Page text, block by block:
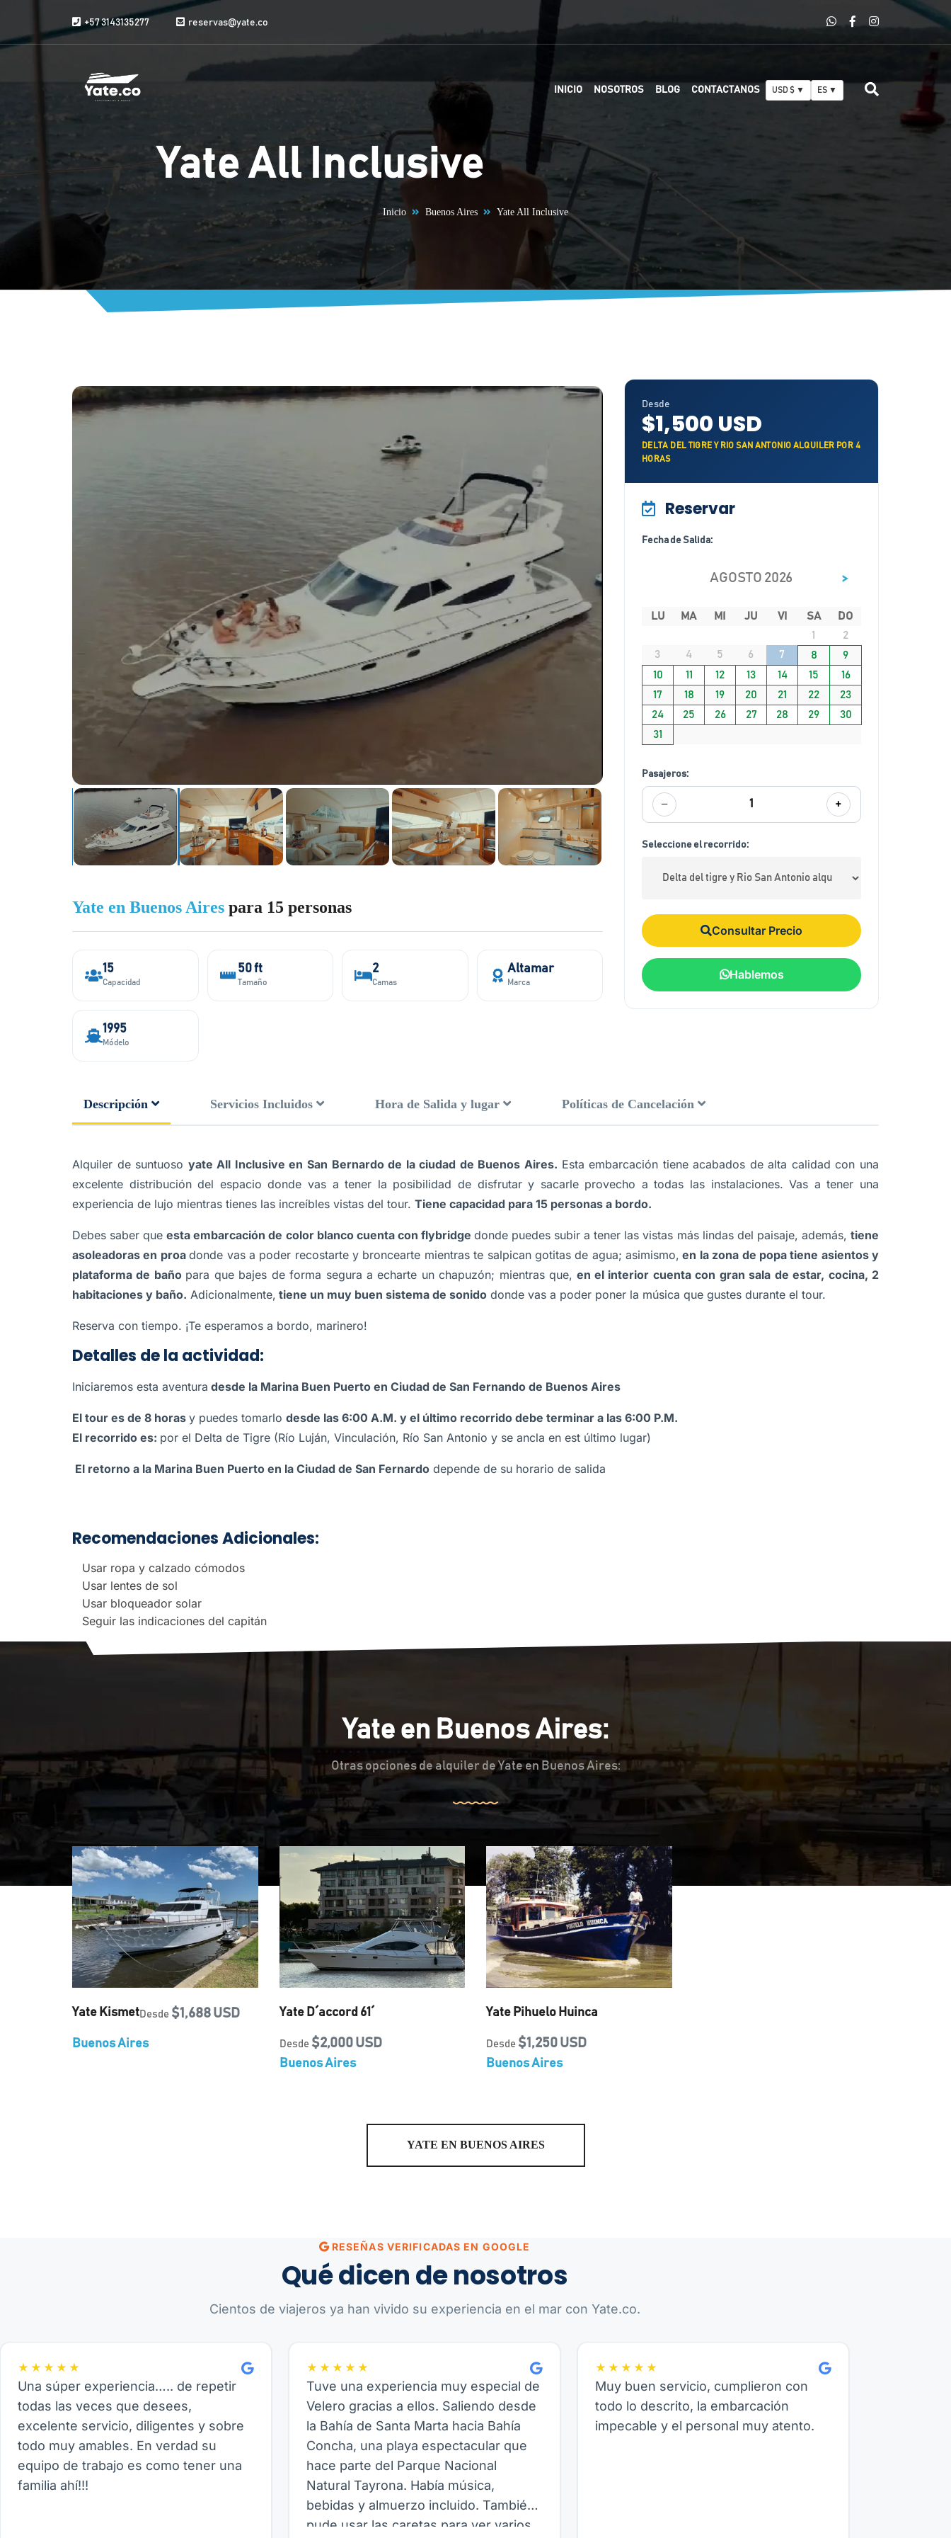
+57 3143135277 reservas@yate.co
INICIO NOSOTROS BLOG CONTACTANOS USD $ ▼ ES ▼
Yate All Inclusive
Inicio Buenos Aires Yate All Inclusive
Yate en Buenos Aires para 15 personas
15
Capacidad
50 ft
Tamaño
2
Camas
Altamar
Marca
1995
Módelo
Desde
$1,500 USD
DELTA DEL TIGRE Y RIO SAN ANTONIO ALQUILER POR 4
HORAS
Reservar
Fecha de Salida:
AGOSTO 2026 >
LU MA MI JU VI SA
DO
1
2
3
4 5 6 7 8
9
10
11 12 13 14 15
16
17
18 19 20 21 22
23
24
25 26 27 28 29
30
31
Pasajeros:
− 1 +
Seleccione el recorrido:
Consultar Precio
Hablemos
Descripción Servicios Incluidos Hora de Salida y lugar Políticas de Cancelación
Alquiler de suntuoso yate All Inclusive en San Bernardo de la ciudad de Buenos Aires. Esta embarcación tiene acabados de alta calidad con una
excelente distribución del espacio donde vas a tener la posibilidad de disfrutar y sacarle provecho a todas las instalaciones. Vas a tener una
experiencia de lujo mientras tienes las increíbles vistas del tour. Tiene capacidad para 15 personas a bordo.
Debes saber queesta embarcación de color blanco cuenta con flybridge donde puedes subir a tener las vistas más lindas del paisaje, además,tiene
asoleadoras en proadonde vas a poder recostarte y broncearte mientras te salpican gotitas de agua; asimismo, en la zona de popa tiene asientos y
plataforma de baño para que bajes de forma segura a echarte un chapuzón; mientras que, en el interior cuenta con gran sala de estar, cocina, 2
habitaciones y baño. Adicionalmente, tiene un muy buen sistema de sonido donde vas a poder poner la música que gustes durante el tour.
Reserva con tiempo. ¡Te esperamos a bordo, marinero!
Detalles de la actividad:
Iniciaremos esta aventura desde la Marina Buen Puerto en Ciudad de San Fernando de Buenos Aires
El tour es de 8 horas y puedes tomarlo desde las 6:00 A.M. y el último recorrido debe terminar a las 6:00 P.M.
El recorrido es: por el Delta de Tigre (Río Luján, Vinculación, Río San Antonio y se ancla en est último lugar)
El retorno a la Marina Buen Puerto en la Ciudad de San Fernardo depende de su horario de salida
Recomendaciones Adicionales:
Usar ropa y calzado cómodos
Usar lentes de sol
Usar bloqueador solar
Seguir las indicaciones del capitán
Yate en Buenos Aires:
Otras opciones de alquiler de Yate en Buenos Aires:
Yate KismetDesde $1,688 USD
Buenos Aires
Yate D´accord 61´
Desde $2,000 USD
Buenos Aires
Yate Pihuelo Huinca
Desde $1,250 USD
Buenos Aires
YATE EN BUENOS AIRES
RESEÑAS VERIFICADAS EN GOOGLE
Qué dicen de nosotros
Cientos de viajeros ya han vivido su experiencia en el mar con Yate.co.
★★★★★
Una súper experiencia….. de repetir
todas las veces que desees,
excelente servicio, diligentes y sobre
todo muy amables. En verdad su
equipo de trabajo es como tener una
familia ahí!!!
★★★★★
Tuve una experiencia muy especial de
Velero gracias a ellos. Saliendo desde
la Bahía de Santa Marta hacia Bahía
Concha, una playa espectacular que
hace parte del Parque Nacional
Natural Tayrona. Había música,
bebidas y almuerzo incluido. También
pude usar las caretas para ver varios
★★★★★
Muy buen servicio, cumplieron con
todo lo descrito, la embarcación
impecable y el personal muy atento.